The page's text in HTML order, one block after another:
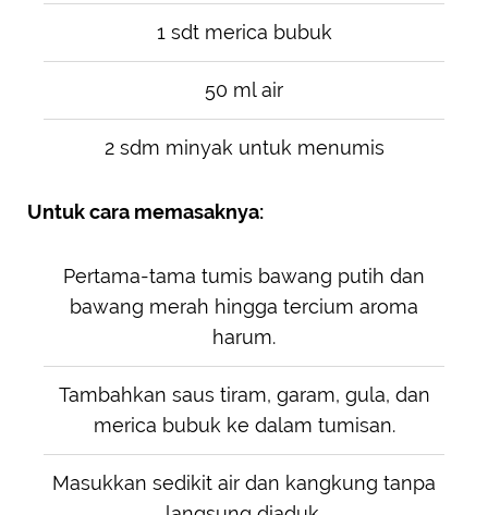
1 sdt merica bubuk
50 ml air
2 sdm minyak untuk menumis
Untuk cara memasaknya:
Pertama-tama tumis bawang putih dan
bawang merah hingga tercium aroma
harum.
Tambahkan saus tiram, garam, gula, dan
merica bubuk ke dalam tumisan.
Masukkan sedikit air dan kangkung tanpa